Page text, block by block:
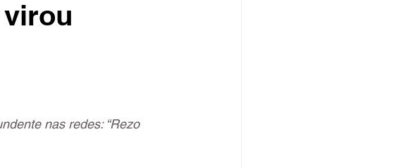
virou
nas redes: “Rezo